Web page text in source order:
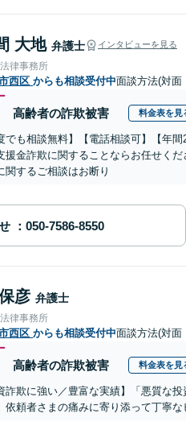
大地 弁護士 インタビューを見る
律事務所
西区 からも相談受付中面談方法(対面
高齢者の詐欺被害 料金表を見
でも相談無料】【電話相談可】【年
援金詐欺に関することならお任せく
関するご相談はお断り
彦 弁護士
律事務所
西区 からも相談受付中面談方法(対面
高齢者の詐欺被害 料金表を見
詐欺に強い／豊富な実績】「悪質な
依頼者さまの痛みに寄り添って丁寧